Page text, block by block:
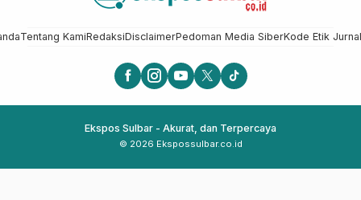
Tentang KamiRedaksiDisclaimerPedoman Media SiberKode Etik
Ekspos Sulbar - Akurat, dan Terpercaya
© 2026 Ekspossulbar.co.id